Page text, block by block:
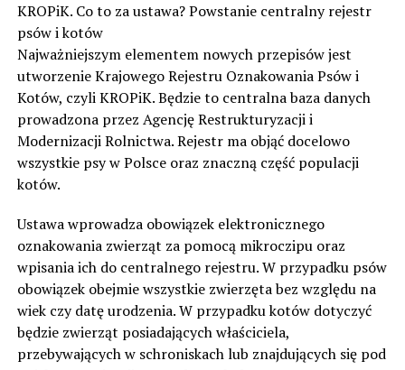
KROPiK. Co to za ustawa? Powstanie centralny rejestr
psów i kotów
Najważniejszym elementem nowych przepisów jest
utworzenie Krajowego Rejestru Oznakowania Psów i
Kotów, czyli KROPiK. Będzie to centralna baza danych
prowadzona przez Agencję Restrukturyzacji i
Modernizacji Rolnictwa. Rejestr ma objąć docelowo
wszystkie psy w Polsce oraz znaczną część populacji
kotów.
Ustawa wprowadza obowiązek elektronicznego
oznakowania zwierząt za pomocą mikroczipu oraz
wpisania ich do centralnego rejestru. W przypadku psów
obowiązek obejmie wszystkie zwierzęta bez względu na
wiek czy datę urodzenia. W przypadku kotów dotyczyć
będzie zwierząt posiadających właściciela,
przebywających w schroniskach lub znajdujących się pod